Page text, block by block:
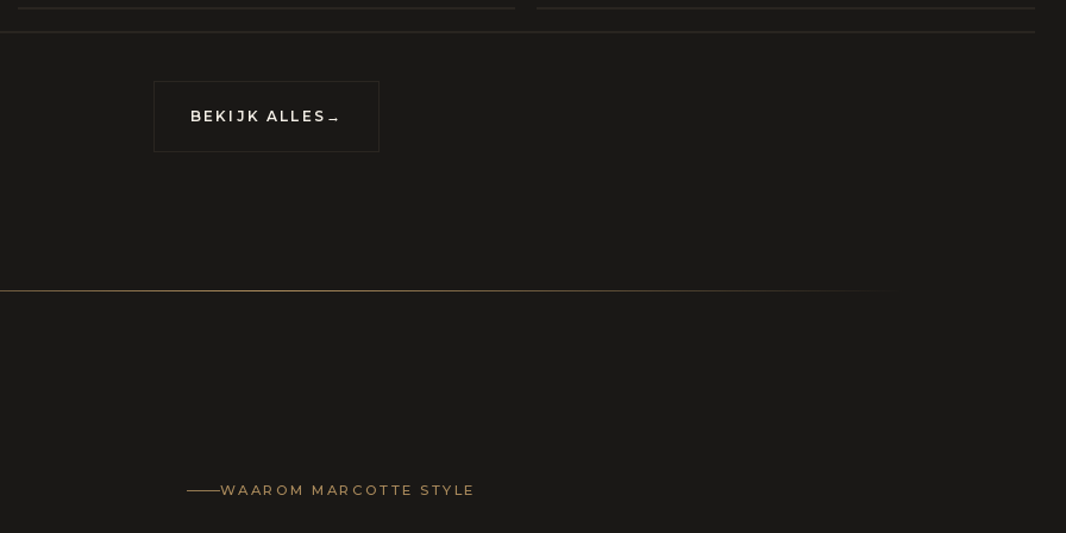
BEKIJK ALLES →
WAAROM MARCOTTE STYLE